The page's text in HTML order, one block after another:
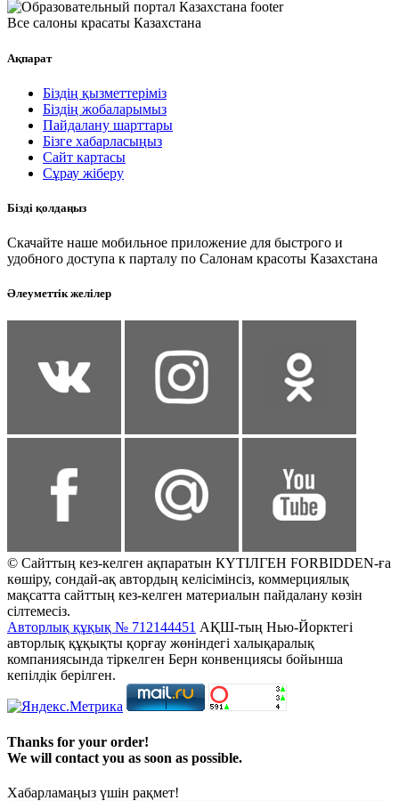
Все салоны красаты Казахстана
Ақпарат
Біздің қызметтеріміз
Біздің жобаларымыз
Пайдалану шарттары
Бізге хабарласыңыз
Сайт картасы
Сұрау жіберу
Бізді қолдаңыз
Скачайте наше мобильное приложение для быстрого и
удобного доступа к парталу по Салонам красоты Казахстана
Әлеуметтік желілер
© Сайттың кез-келген ақпаратын КҮТІЛГЕН FORBIDDEN-ға
көшіру, сондай-ақ автордың келісімінсіз, коммерциялық
мақсатта сайттың кез-келген материалын пайдалану көзін
сілтемесіз.
Авторлық құқық № 712144451 АҚШ-тың Нью-Йорктегі
авторлық құқықты қорғау жөніндегі халықаралық
компаниясында тіркелген Берн конвенциясы бойынша
кепілдік берілген.
Thanks for your order!
We will contact you as soon as possible.
Хабарламаңыз үшін рақмет!